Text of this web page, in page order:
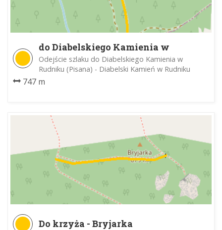
do Diabelskiego Kamienia w
Rudniku
Odejście szlaku do Diabelskiego Kamienia w
Rudniku (Pisana) - Diabelski Kamień w Rudniku
747 m
Do krzyża - Bryjarka